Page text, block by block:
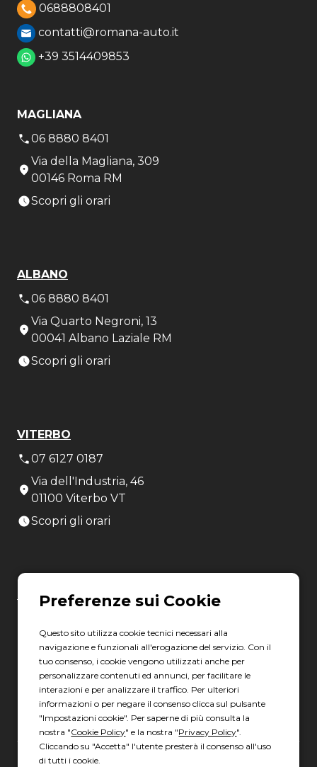
0688808401
contatti@romana-auto.it
+39 3514409853
MAGLIANA
06 8880 8401
Via della Magliana, 309
00146 Roma RM
Scopri gli orari
ALBANO
06 8880 8401
Via Quarto Negroni, 13
00041 Albano Laziale RM
Scopri gli orari
VITERBO
07 6127 0187
Via dell'Industria, 46
01100 Viterbo VT
Scopri gli orari
LATINA
Via Torre la Felce, 41/bis
04010 Latina LT
Scopri gli orari
Questo sito utilizza cookie tecnici necessari alla
navigazione e funzionali all'erogazione del servizio. Con il
tuo consenso, i cookie vengono utilizzati anche per
personalizzare contenuti ed annunci, per facilitare le
interazioni e per analizzare il traffico. Per ulteriori
informazioni o per negare il consenso clicca sul pulsante
"Impostazioni cookie". Per saperne di più consulta la
nostra "Cookie Policy" e la nostra "Privacy Policy".
Cliccando su "Accetta" l'utente presterà il consenso all'uso
di tutti i cookie.